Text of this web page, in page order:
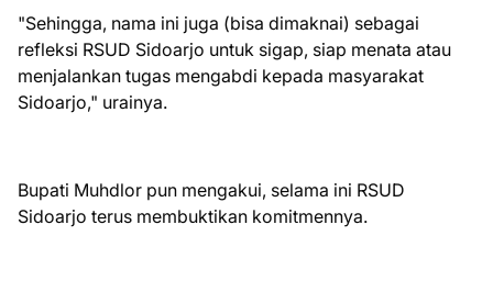
"Sehingga, nama ini juga (bisa dimaknai) sebagai
refleksi RSUD Sidoarjo untuk sigap, siap menata atau
menjalankan tugas mengabdi kepada masyarakat
Sidoarjo," urainya.
Bupati Muhdlor pun mengakui, selama ini RSUD
Sidoarjo terus membuktikan komitmennya.